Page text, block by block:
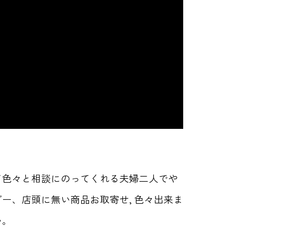
々と相談にのってくれる夫婦二人でや
、店頭に無い商品お取寄せ, 色々出来ま